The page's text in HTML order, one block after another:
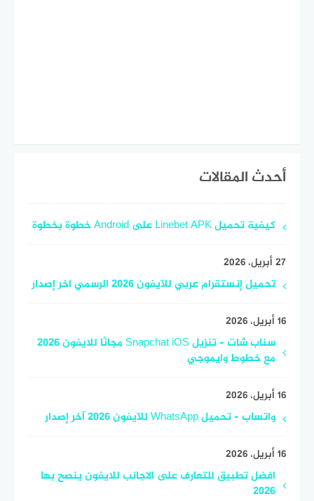
أحدث المقالات
كيفية تحميل Linebet APK على Android خطوة بخطوة
27 أبريل، 2026
تحميل إنستقرام عربي للآيفون 2026 الرسمي اخر إصدار
16 أبريل، 2026
سناب شات – تنزيل Snapchat iOS مجانًا للايفون 2026
مع خطوط وايموجي
16 أبريل، 2026
واتساب – تحميل WhatsApp للآيفون 2026 آخر إصدار
16 أبريل، 2026
افضل تطبيق للتعارف على الاجانب للايفون ينصح بها
2026